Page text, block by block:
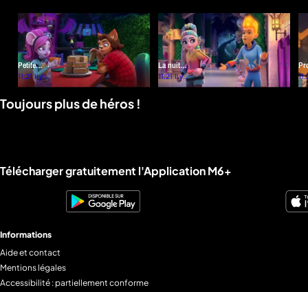
Petite
patte
grande
patte
11:21 Il y a
4
La nuit
des
cœurs
11:21 Il y a
4
Toujours plus de héros !
Liens utiles M6+.
Télécharger gratuitement l'Application M6+
Informations
Aide et contact
Mentions légales
Accessibilité : partiellement conforme